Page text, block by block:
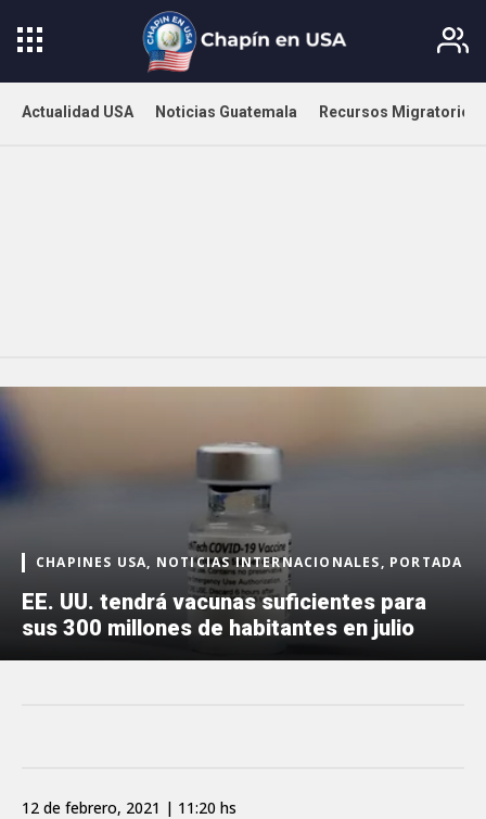
Actualidad USA Noticias Guatemala Recursos Migratorios
CHAPINES USA, NOTICIAS INTERNACIONALES, PORTADA
EE. UU. tendrá vacunas suficientes para
sus 300 millones de habitantes en julio
12 de febrero, 2021 | 11:20 hs